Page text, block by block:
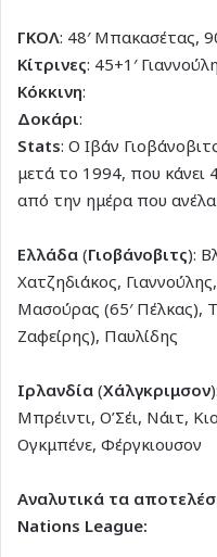
ΓΚΟΛ: 48′ Μπακασέτας,
Κίτρινες: 45+1′
Κόκκινη:
Δοκάρι:
Stats: Ο Ιβάν
μετά το 1994, που κάνει
από την ημέρα που
Ελλάδα (Γιοβάνοβιτς):
Χατζηδιάκος,
Μασούρας (65′ Πέλκας),
Ζαφείρης), Παυλίδης
Ιρλανδία (Χάλγκριμσον
Μπρέιντι, Ο’Σέι, Νάιτ,
Ογκμπένε, Φέργκιουσον
Αναλυτικά τα
Nations League: